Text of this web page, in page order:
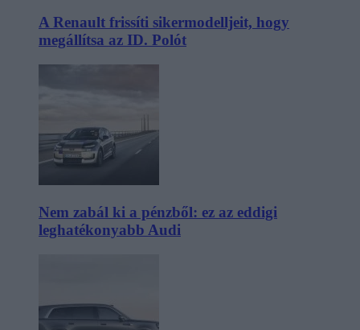
A Renault frissíti sikermodelljeit, hogy
megállítsa az ID. Polót
Nem zabál ki a pénzből: ez az eddigi
leghatékonyabb Audi